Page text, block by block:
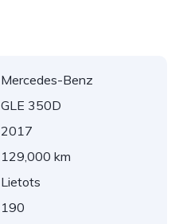
Mercedes-Benz
GLE 350D
2017
129,000 km
Lietots
190